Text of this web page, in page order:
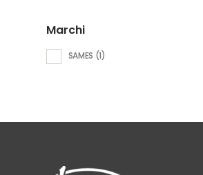
Marchi
SAMES (1)